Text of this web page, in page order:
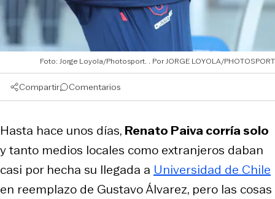
Foto: Jorge Loyola/Photosport. JORGE LOYOLA/PHOTOSPORT
Compartir Comentarios
Hasta hace unos días, Renato Paiva corría solo
y tanto medios locales como extranjeros daban
casi por hecha su llegada a Universidad de Chile
en reemplazo de Gustavo Álvarez, pero las cosas